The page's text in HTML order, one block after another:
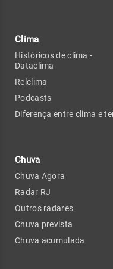
Clima
Históricos de clima -
Dataclima
Relclima
Podcasts
Diferença entre clima e
Chuva
Chuva Agora
Radar RJ
Outros radares
Chuva prevista
Chuva acumulada